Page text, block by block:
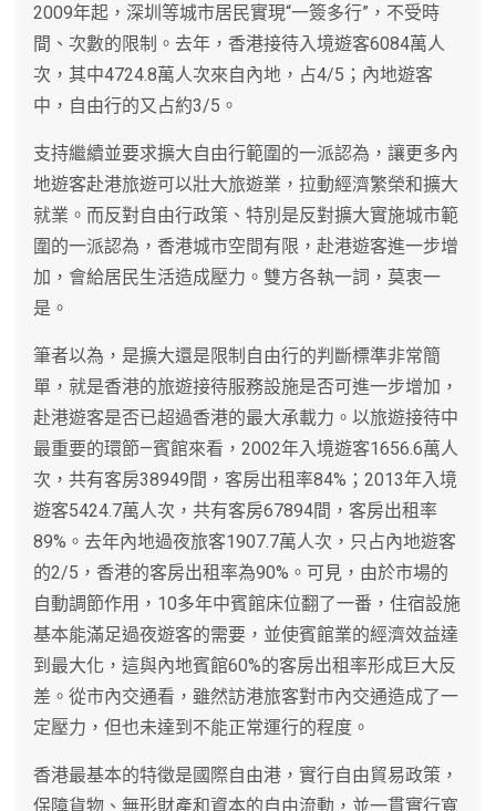
2009年起，深圳等城市居民實現“一簽多行”，不受時
間、次數的限制。去年，香港接待入境遊客6084萬人
次，其中4724.8萬人次來自內地，占4/5；內地遊客
中，自由行的又占約3/5。
支持繼續並要求擴大自由行範圍的一派認為，讓更多內
地遊客赴港旅遊可以壯大旅遊業，拉動經濟繁榮和擴大
就業。而反對自由行政策、特別是反對擴大實施城市範
圍的一派認為，香港城市空間有限，赴港遊客進一步增
加，會給居民生活造成壓力。雙方各執一詞，莫衷一
是。
筆者以為，是擴大還是限制自由行的判斷標準非常簡
單，就是香港的旅遊接待服務設施是否可進一步增加，
赴港遊客是否已超過香港的最大承載力。以旅遊接待中
最重要的環節—賓館來看，2002年入境遊客1656.6萬人
次，共有客房38949間，客房出租率84%；2013年入境
遊客5424.7萬人次，共有客房67894間，客房出租率
89%。去年內地過夜旅客1907.7萬人次，只占內地遊客
的2/5，香港的客房出租率為90%。可見，由於市場的
自動調節作用，10多年中賓館床位翻了一番，住宿設施
基本能滿足過夜遊客的需要，並使賓館業的經濟效益達
到最大化，這與內地賓館60%的客房出租率形成巨大反
差。從市內交通看，雖然訪港旅客對市內交通造成了一
定壓力，但也未達到不能正常運行的程度。
香港最基本的特徵是國際自由港，實行自由貿易政策，
保障貨物、無形財產和資本的自由流動，並一貫實行寬